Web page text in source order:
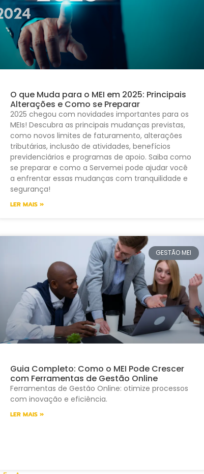
O que Muda para o MEI em 2025: Principais
Alterações e Como se Preparar
2025 chegou com novidades importantes para os
MEIs! Descubra as principais mudanças previstas,
como novos limites de faturamento, alterações
tributárias, inclusão de atividades, benefícios
previdenciários e programas de apoio. Saiba como
se preparar e como a Servemei pode ajudar você
a enfrentar essas mudanças com tranquilidade e
segurança!
LER MAIS »
GESTÃO MEI
Guia Completo: Como o MEI Pode Crescer
com Ferramentas de Gestão Online
Ferramentas de Gestão Online: otimize processos
com inovação e eficiência.
LER MAIS »